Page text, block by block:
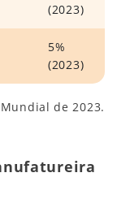
(2023)
5%
(2023)
de 2023.